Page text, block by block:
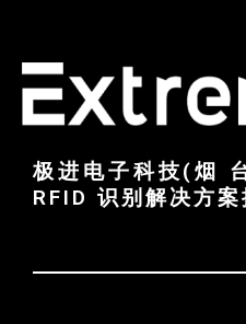
极进电子科技(烟
RFID 识别解决方案